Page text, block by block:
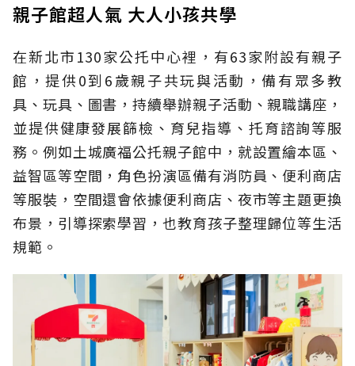
親子館超人氣 大人小孩共學
在新北市130家公托中心裡，有63家附設有親子
館，提供0到6歲親子共玩與活動，備有眾多教
具、玩具、圖書，持續舉辦親子活動、親職講座，
並提供健康發展篩檢、育兒指導、托育諮詢等服
務。例如土城廣福公托親子館中，就設置繪本區、
益智區等空間，角色扮演區備有消防員、便利商店
等服裝，空間還會依據便利商店、夜市等主題更換
布景，引導探索學習，也教育孩子整理歸位等生活
規範。